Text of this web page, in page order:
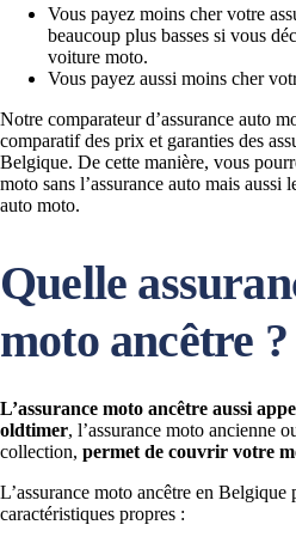
Vous payez moins cher votre
beaucoup plus basses si vous
voiture moto.
Vous payez aussi moins cher
Notre comparateur d’assurance auto
comparatif des prix et garanties des
Belgique. De cette manière, vous
moto sans l’assurance auto mais aussi
auto moto.
Quelle
moto ancêtre ?
L’assurance moto ancêtre aussi
oldtimer, l’assurance moto ancienne
collection, permet de couvrir votre
L’assurance moto ancêtre en Belgique
caractéristiques propres :